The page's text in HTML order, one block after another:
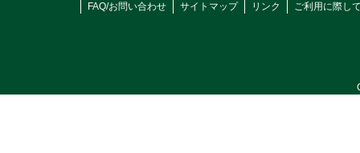
FAQ/お問い合わせ
サイトマップ リンク ご利用に際し